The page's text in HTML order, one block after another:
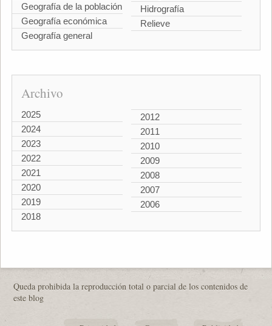
Geografía de la población
Geografía económica
Geografía general
Hidrografía
Relieve
Archivo
2025
2024
2023
2022
2021
2020
2019
2018
2012
2011
2010
2009
2008
2007
2006
Queda prohibida la reproducción total o parcial de los contenidos de
este blog